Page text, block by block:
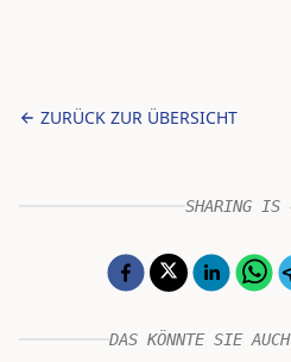
ZURÜCK ZUR ÜBERSICHT
SHARING IS
DAS KÖNNTE SIE